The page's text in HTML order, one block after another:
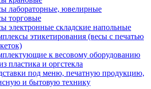
лабораторные, ювелирные
торговые
электронные складские напольные
этикетирования (весы с печатью
к весовому оборудованию
пластика и оргстекла
под меню, печатную продукцию,
и бытовую технику